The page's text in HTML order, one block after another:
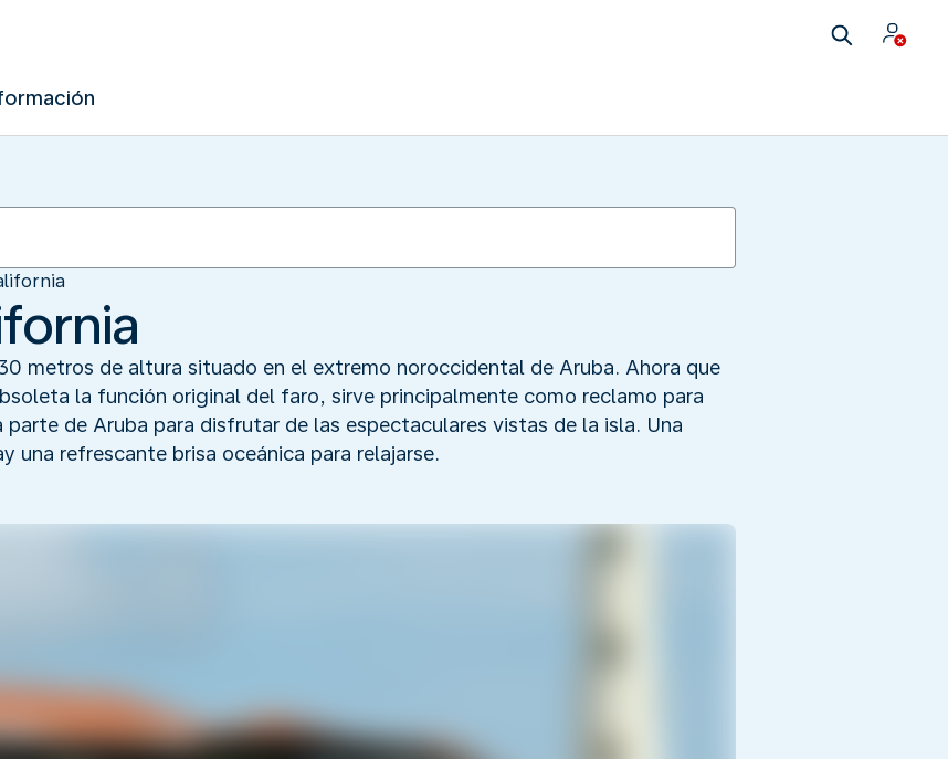
metros de altura situado en el extremo noroccidental de Aruba. Ahora que
la función original del faro, sirve principalmente como reclamo para
de Aruba para disfrutar de las espectaculares vistas de la isla. Una
una refrescante brisa oceánica para relajarse.